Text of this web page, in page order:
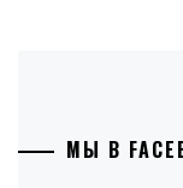
МЫ В